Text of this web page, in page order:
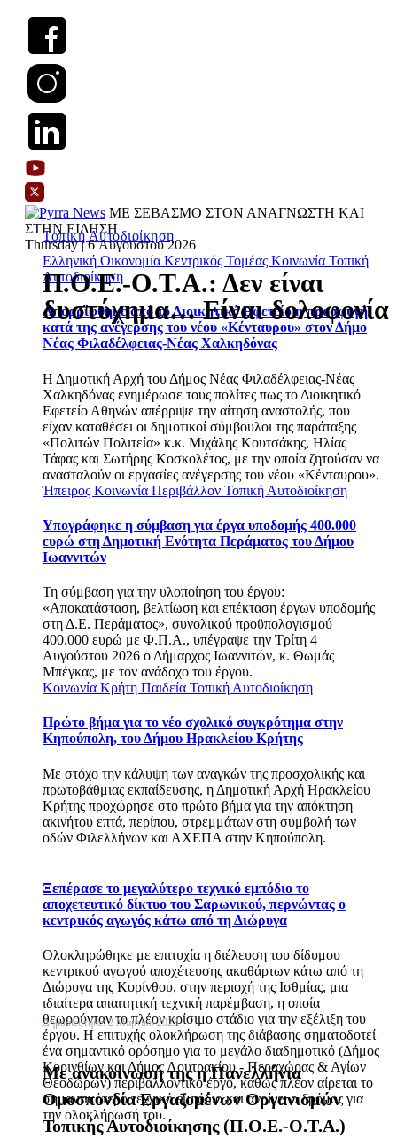
ΜΕ ΣΕΒΑΣΜΟ ΣΤΟΝ ΑΝΑΓΝΩΣΤΗ ΚΑΙ
ΣΤΗΝ ΕΙΔΗΣΗ
Thursday | 6 Αυγούστου 2026
Ελληνική Οικονομία Κεντρικός Τομέας Κοινωνία Τοπική
Αυτοδιοίκηση
Απορρίφθηκε από το Διοικητικό Εφετείο η προσφυγή
κατά της ανέγερσης του νέου «Κένταυρου» στον Δήμο
Νέας Φιλαδέλφειας-Νέας Χαλκηδόνας
Η Δημοτική Αρχή του Δήμος Νέας Φιλαδέλφειας-Νέας
Χαλκηδόνας ενημέρωσε τους πολίτες πως το Διοικητικό
Εφετείο Αθηνών απέρριψε την αίτηση αναστολής, που
είχαν καταθέσει οι δημοτικοί σύμβουλοι της παράταξης
«Πολιτών Πολιτεία» κ.κ. Μιχάλης Κουτσάκης, Ηλίας
Τάφας και Σωτήρης Κοσκολέτος, με την οποία ζητούσαν να
ανασταλούν οι εργασίες ανέγερσης του νέου «Κένταυρου».
Ήπειρος Κοινωνία Περιβάλλον Τοπική Αυτοδιοίκηση
Υπογράφηκε η σύμβαση για έργα υποδομής 400.000
ευρώ στη Δημοτική Ενότητα Περάματος του Δήμου
Ιωαννιτών
Τη σύμβαση για την υλοποίηση του έργου:
«Αποκατάσταση, βελτίωση και επέκταση έργων υποδομής
στη Δ.Ε. Περάματος», συνολικού προϋπολογισμού
400.000 ευρώ με Φ.Π.Α., υπέγραψε την Τρίτη 4
Αυγούστου 2026 ο Δήμαρχος Ιωαννιτών, κ. Θωμάς
Μπέγκας, με τον ανάδοχο του έργου.
Κοινωνία Κρήτη Παιδεία Τοπική Αυτοδιοίκηση
Πρώτο βήμα για το νέο σχολικό συγκρότημα στην
Κηπούπολη, του Δήμου Ηρακλείου Κρήτης
Με στόχο την κάλυψη των αναγκών της προσχολικής και
πρωτοβάθμιας εκπαίδευσης, η Δημοτική Αρχή Ηρακλείου
Κρήτης προχώρησε στο πρώτο βήμα για την απόκτηση
ακινήτου επτά, περίπου, στρεμμάτων στη συμβολή των
οδών Φιλελλήνων και ΑΧΕΠΑ στην Κηπούπολη.
Ξεπέρασε το μεγαλύτερο τεχνικό εμπόδιο το
αποχετευτικό δίκτυο του Σαρωνικού, περνώντας ο
κεντρικός αγωγός κάτω από τη Διώρυγα
Ολοκληρώθηκε με επιτυχία η διέλευση του δίδυμου
κεντρικού αγωγού αποχέτευσης ακαθάρτων κάτω από τη
Διώρυγα της Κορίνθου, στην περιοχή της Ισθμίας, μια
ιδιαίτερα απαιτητική τεχνική παρέμβαση, η οποία
θεωρούνταν το πλέον κρίσιμο στάδιο για την εξέλιξη του
έργου. Η επιτυχής ολοκλήρωση της διάβασης σηματοδοτεί
ένα σημαντικό ορόσημο για το μεγάλο διαδημοτικό (Δήμος
Κορινθίων και Δήμος Λουτρακίου - Περαχώρας & Αγίων
Θεοδώρων) περιβαλλοντικό έργο, καθώς πλέον αίρεται το
σημαντικότερο τεχνικό εμπόδιο και ανοίγει ο δρόμος για
την ολοκλήρωσή του.
Τοπική Αυτοδιοίκηση
Π.Ο.Ε.-Ο.Τ.Α.: Δεν είναι
δυστύχημα… Είναι δολοφονία
Δημοσιεύτηκε: 2 Μαρτίου 2023
Με ανακοίνωσή της η Πανελλήνια
Ομοσπονδία Εργαζομένων Οργανισμών
Τοπικής Αυτοδιοίκησης (Π.Ο.Ε.-Ο.Τ.Α.)